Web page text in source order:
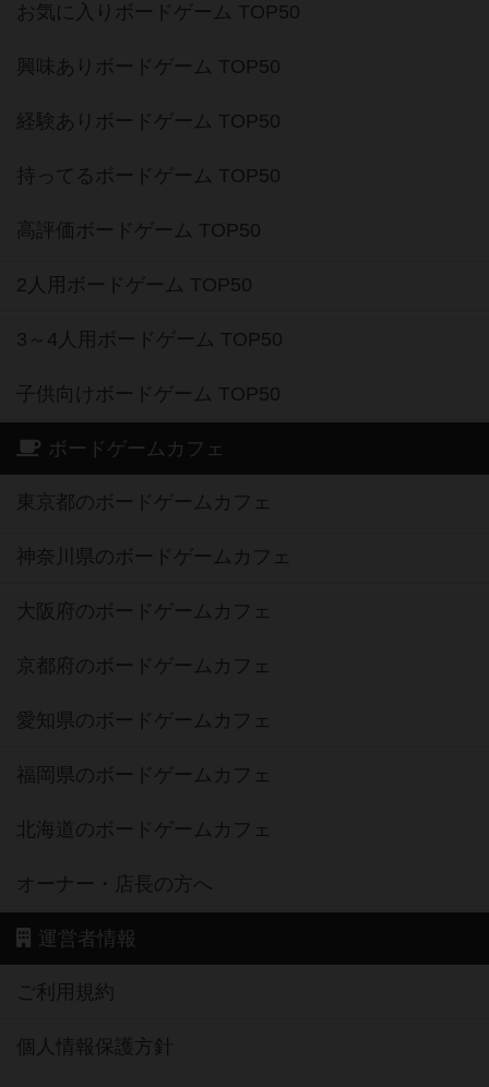
お気に入りボードゲーム TOP50
興味ありボードゲーム TOP50
経験ありボードゲーム TOP50
持ってるボードゲーム TOP50
高評価ボードゲーム TOP50
2人用ボードゲーム TOP50
3～4人用ボードゲーム TOP50
子供向けボードゲーム TOP50
ボードゲームカフェ
東京都のボードゲームカフェ
神奈川県のボードゲームカフェ
大阪府のボードゲームカフェ
京都府のボードゲームカフェ
愛知県のボードゲームカフェ
福岡県のボードゲームカフェ
北海道のボードゲームカフェ
オーナー・店長の方へ
運営者情報
ご利用規約
個人情報保護方針